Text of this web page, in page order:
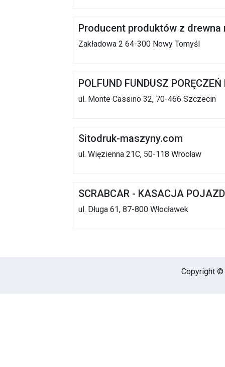
Producent produktów z drewna
Zakładowa 2 64-300 Nowy Tomyśl
POLFUND FUNDUSZ
ul. Monte Cassino 32, 70-466 Szczecin
Sitodruk-maszyny.com
ul. Więzienna 21C, 50-118 Wrocław
SCRABCAR - KASACJA
ul. Długa 61, 87-800 Włocławek
Copyright ©